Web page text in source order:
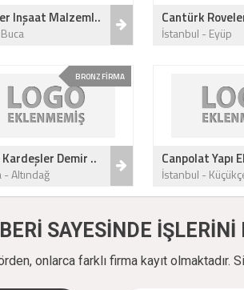
Inşaat Malzeml.. Cantürk
İstanbul - Eyüp
BRONZ FİRMA
Kardeşler Demir ..
Altındağ
Canpolat Yapı
İstanbul -
SAYESİNDE İŞLERİNİ
onlarca farklı firma kayıt olmaktadır.